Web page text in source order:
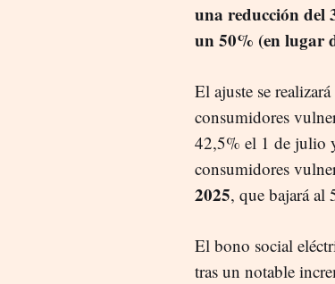
una reducción del
un 50% (en lugar
El ajuste se
consumidores
42,5% el 1 de julio
consumidores
2025, que bajará
El bono social
tras un notable